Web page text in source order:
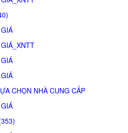
CHỌN NHÀ CUNG CẤP